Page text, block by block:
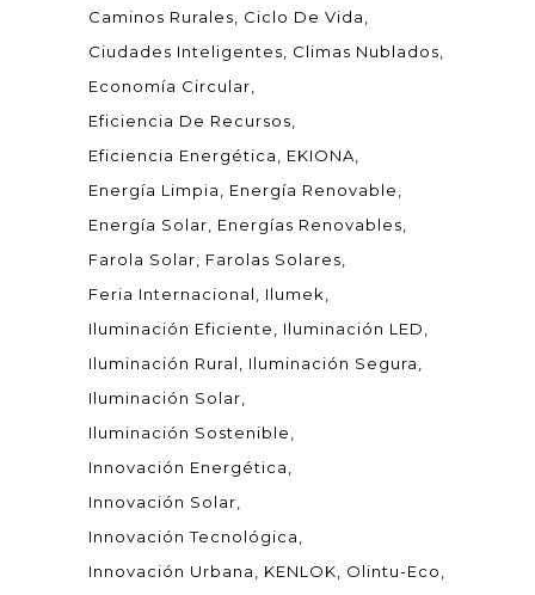
Caminos Rurales
Ciclo De Vida
Ciudades Inteligentes
Climas Nublados
Economía Circular
Eficiencia De Recursos
Eficiencia Energética
EKIONA
Energía Limpia
Energía Renovable
Energía Solar
Energías Renovables
Farola Solar
Farolas Solares
Feria Internacional
Ilumek
Iluminación Eficiente
Iluminación LED
Iluminación Rural
Iluminación Segura
Iluminación Solar
Iluminación Sostenible
Innovación Energética
Innovación Solar
Innovación Tecnológica
Innovación Urbana
KENLOK
Olintu-Eco